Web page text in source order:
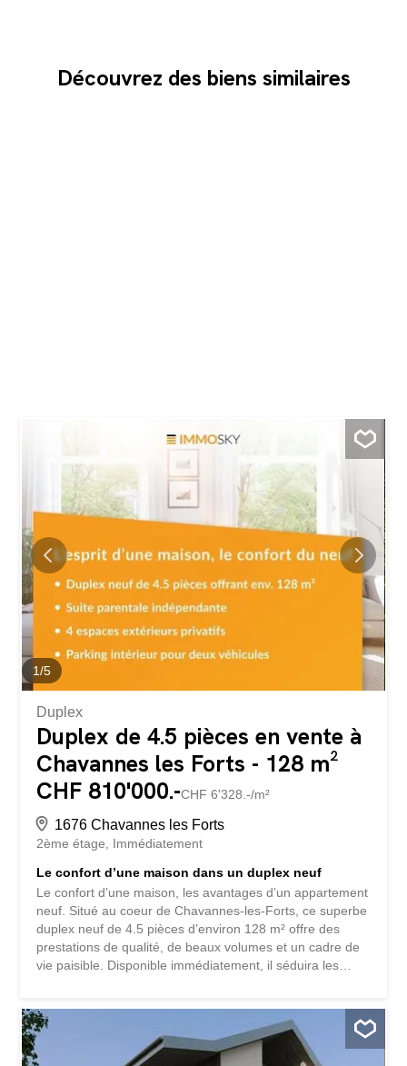
Découvrez des biens similaires
1/5
Duplex
Duplex de 4.5 pièces en vente à
Chavannes les Forts - 128 m²
CHF 810'000.-CHF 6'328.-/m²
1676 Chavannes les Forts
2ème étage
Immédiatement
Le confort d’une maison dans un duplex neuf
Le confort d’une maison, les avantages d’un appartement
neuf. Situé au coeur de Chavannes-les-Forts, ce superbe
duplex neuf de 4.5 pièces d’environ 128 m² offre des
prestations de qualité, de beaux volumes et un cadre de
vie paisible. Disponible immédiatement, il séduira les
distingue par les principaux atouts suivants: - Duplex neuf
de 4.5 pièces d’environ 128 m², disponible
immédiatement - Vaste espace de vie de plus de 42 m²